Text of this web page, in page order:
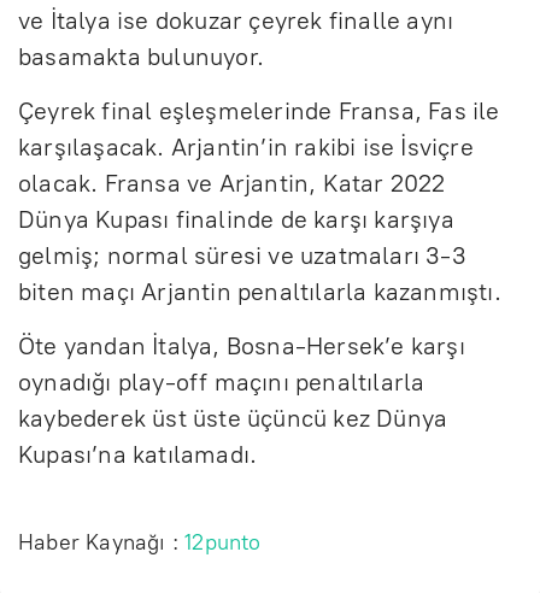
ve İtalya ise dokuzar çeyrek finalle aynı
basamakta bulunuyor.
Çeyrek final eşleşmelerinde Fransa, Fas ile
karşılaşacak. Arjantin’in rakibi ise İsviçre
olacak. Fransa ve Arjantin, Katar 2022
Dünya Kupası finalinde de karşı karşıya
gelmiş; normal süresi ve uzatmaları 3-3
biten maçı Arjantin penaltılarla kazanmıştı.
Öte yandan İtalya, Bosna-Hersek’e karşı
oynadığı play-off maçını penaltılarla
kaybederek üst üste üçüncü kez Dünya
Kupası’na katılamadı.
Haber Kaynağı :12punto